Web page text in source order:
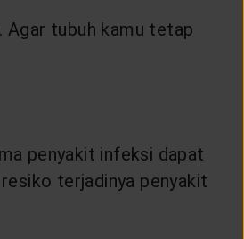
Agar tubuh kamu tetap
penyakit infeksi dapat
terjadinya penyakit